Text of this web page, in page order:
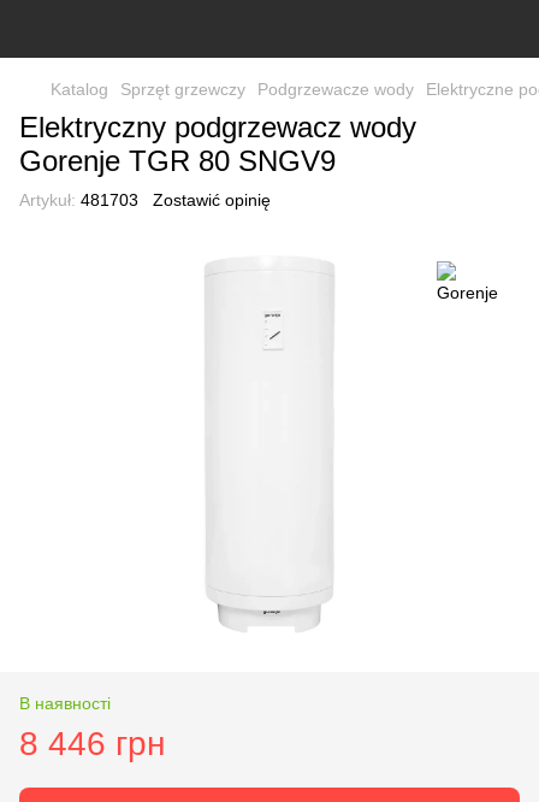
Katalog Sprzęt grzewczy Podgrzewacze wody Elektryczne
Elektryczny podgrzewacz wody
Gorenje TGR 80 SNGV9
Artykuł: 481703 Zostawić opinię
В наявності
8 446 грн